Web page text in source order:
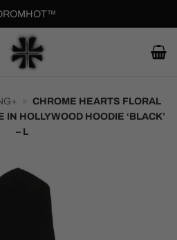
»
CHROME HEARTS FLORAL
HOLLYWOOD HOODIE ‘BLACK’
– L